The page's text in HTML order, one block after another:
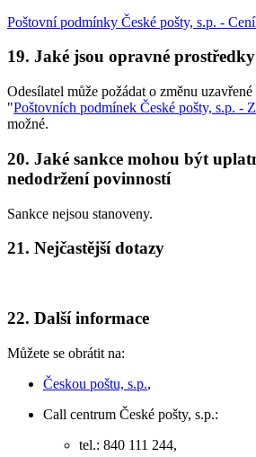
Poštovní podmínky České pošty, s.p. -
19. Jaké jsou opravné
Odesílatel může požádat o změnu
"Poštovních podmínek České pošty, s.p. -
možné.
20. Jaké sankce mohou být
nedodržení povinností
Sankce nejsou stanoveny.
21. Nejčastější dotazy
22. Další informace
Můžete se obrátit na:
Českou poštu, s.p.,
Call centrum České pošty, s.p.:
tel.: 840 111 244,